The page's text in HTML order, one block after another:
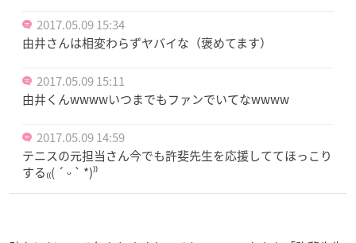
2017.05.09 15:34
由井さんは相変わらずヤバイな（褒めてます）
2017.05.09 15:11
由井くんwwwwいつまでもファンでいてなwwww
2017.05.09 14:59
テニスの元担当さん今でも許斐先生を応援しててほっこり
する₍₍( ´ ᵕ ` *)⁾⁾